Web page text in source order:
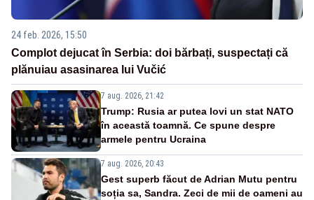
24 feb. 2026, 15:50
Complot dejucat în Serbia: doi bărbați, suspectați că
plănuiau asasinarea lui Vučić
7 aug. 2026, 21:42
Trump: Rusia ar putea lovi un stat NATO
în această toamnă. Ce spune despre
armele pentru Ucraina
7 aug. 2026, 20:43
Gest superb făcut de Adrian Mutu pentru
soția sa, Sandra. Zeci de mii de oameni au